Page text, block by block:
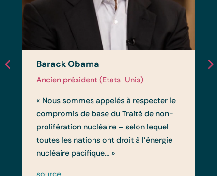
Barack Obama
Ancien président (Etats-Unis)
« Nous sommes appelés à respecter le
compromis de base du Traité de non-
prolifération nucléaire – selon lequel
toutes les nations ont droit à l’énergie
nucléaire pacifique… »